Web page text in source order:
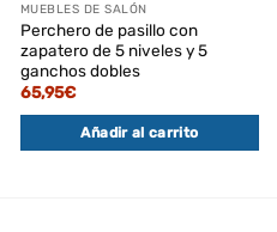
MUEBLES DE SALÓN
Perchero de pasillo con
zapatero de 5 niveles y 5
ganchos dobles
65,95€
Añadir al carrito